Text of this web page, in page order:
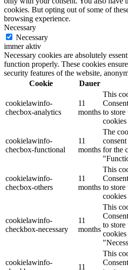
cookies. But opting out of some of
browsing experience.
Necessary
Necessary
immer aktiv
Necessary cookies are absolutely
function properly. These cookies
security features of the website,
Cookie
Dauer
cookielawinfo-
checbox-analytics
11
months
This
to store
cookielawinfo-
checbox-functional
11
months
The
for the
cookielawinfo-
checbox-others
11
months
This
to store
cookielawinfo-
checkbox-necessary
11
months
This
to store
cookielawinfo-
11
This